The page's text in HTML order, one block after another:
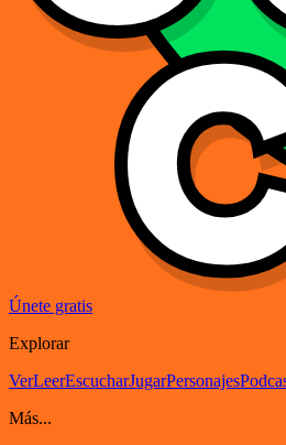
Únete gratis
Explorar
VerLeerEscucharJugarPersonajes
Más...